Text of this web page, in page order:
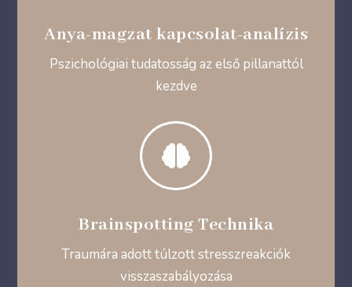
Anya-magzat kapcsolat-analízis
Pszichológiai tudatosság az első pillanattól
kezdve

Brainspotting Technika
Traumára adott túlzott stresszreakciók
visszaszabályozása